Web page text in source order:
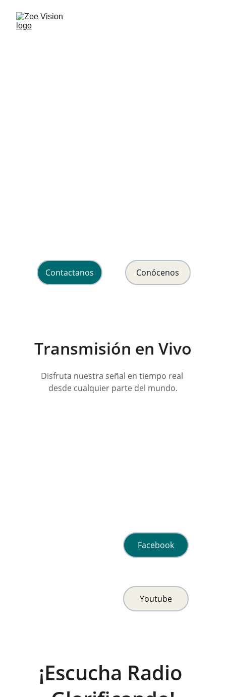
Contactanos Conócenos
Transmisión en Vivo
Disfruta nuestra señal en tiempo real
desde cualquier parte del mundo.
Facebook
Youtube
¡Escucha Radio